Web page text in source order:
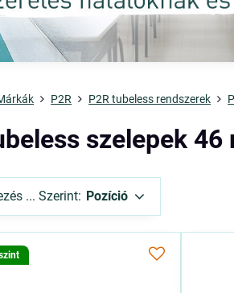
P2R P2R tubeless rendszerek
szelepek 46
... Szerint: Pozíció